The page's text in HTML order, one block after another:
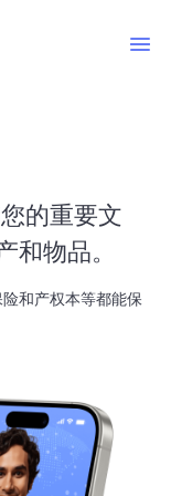
的重要文
物品。
和产权本等都能保